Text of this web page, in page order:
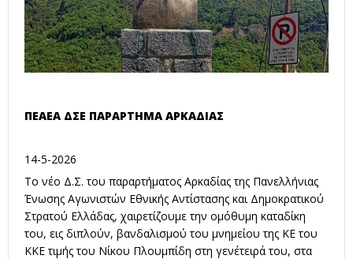
ΠΕΑΕΑ ΔΣΕ ΠΑΡΑΡΤΗΜΑ ΑΡΚΑΔΙΑΣ
14-5-2026
Το νέο Δ.Σ. του παραρτήματος Αρκαδίας της Πανελλήνιας
Ένωσης Αγωνιστών Εθνικής Αντίστασης και Δημοκρατικού
Στρατού Ελλάδας, χαιρετίζουμε την ομόθυμη καταδίκη
του, εις διπλούν, βανδαλισμού του μνημείου της ΚΕ του
ΚΚΕ τιμής του Νίκου Πλουμπίδη στη γενέτειρά του, στα